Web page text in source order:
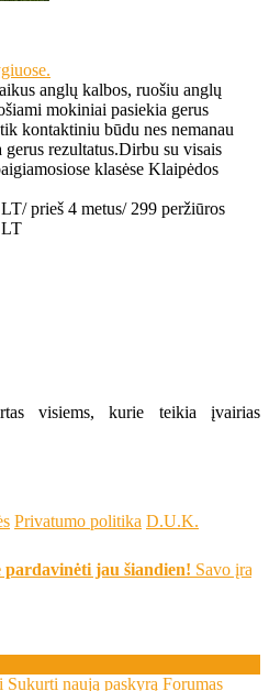
anglų kalbos, ruošiu anglų
mokiniai pasiekia gerus
kontaktiniu būdu nes nemanau
rezultatus.Dirbu su visais
klasėse Klaipėdos
LT/ prieš 4 metus/ 299 peržiūros
LT
visiems, kurie teikia įvairias
Privatumo politika D.U.K.
jau šiandien! Savo įrašą
Sukurti naują paskyrą Forumas